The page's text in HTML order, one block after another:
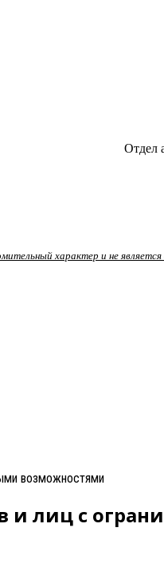
Отдел
характер и не
возможностями
и лиц с